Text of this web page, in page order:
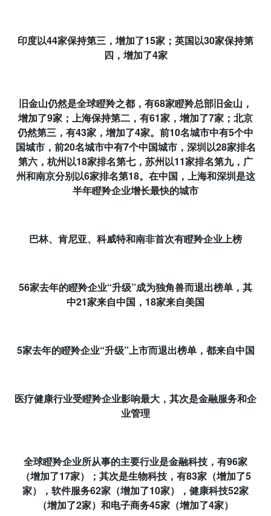
印度以44家保持第三，增加了15家；英国以30家保持第
四，增加了4家
旧金山仍然是全球瞪羚之都，有68家瞪羚总部旧金山，
增加了9家；上海保持第二，有61家，增加了7家；北京
仍然第三，有43家，增加了4家。前10名城市中有5个中
国城市，前20名城市中有7个中国城市，深圳以28家排名
第六，杭州以18家排名第七，苏州以11家排名第九，广
州和南京分别以6家排名第18。 在中国，上海和深圳是这
半年瞪羚企业增长最快的城市
巴林、肯尼亚、科威特和南非首次有瞪羚企业上榜
56家去年的瞪羚企业“升级”成为独角兽而退出榜单，其
中21家来自中国， 18家来自美国
5家去年的瞪羚企业“升级”上市而退出榜单，都来自中国
医疗健康行业受瞪羚企业影响最大，其次是金融服务和企
业管理
全球瞪羚企业所从事的主要行业是金融科技，有96家
（增加了17家）；其次是生物科技，有83家（增加了5
家），软件服务62家（增加了10家），健康科技52家
（增加了2家）和电子商务45家（增加了4家）